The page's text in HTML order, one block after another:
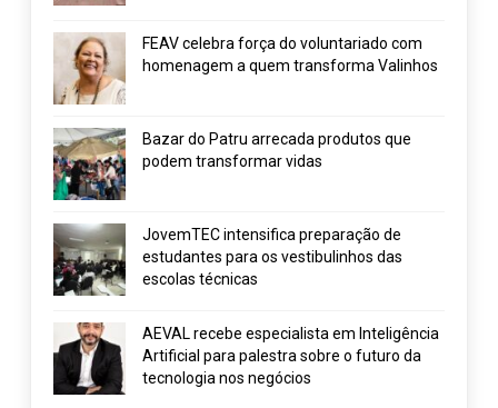
FEAV celebra força do voluntariado com
homenagem a quem transforma Valinhos
Bazar do Patru arrecada produtos que
podem transformar vidas
JovemTEC intensifica preparação de
estudantes para os vestibulinhos das
escolas técnicas
AEVAL recebe especialista em Inteligência
Artificial para palestra sobre o futuro da
tecnologia nos negócios